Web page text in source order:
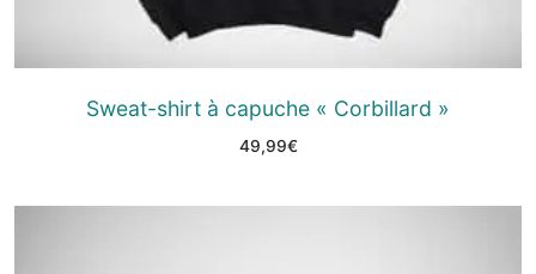
Sweat-shirt à capuche « Corbillard »
49,99€